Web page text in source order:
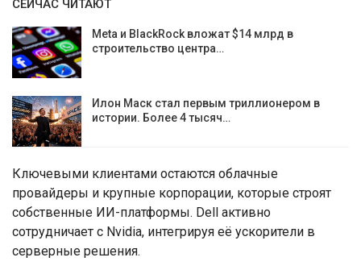
СЕЙЧАС ЧИТАЮТ
Meta и BlackRock вложат $14 млрд в
строительство центра…
Илон Маск стал первым триллионером в
истории. Более 4 тысяч…
Ключевыми клиентами остаются облачные
провайдеры и крупные корпорации, которые строят
собственные ИИ-платформы. Dell активно
сотрудничает с Nvidia, интегрируя её ускорители в
серверные решения.